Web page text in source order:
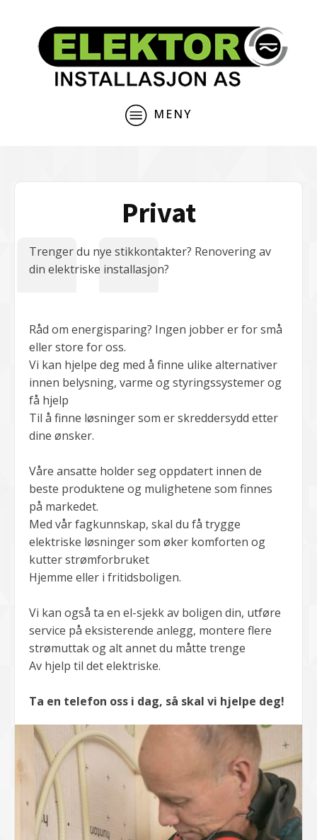
MENY
Privat
Trenger du nye stikkontakter? Renovering av
din elektriske installasjon?
Råd om energisparing? Ingen jobber er for små
eller store for oss.
Vi kan hjelpe deg med å finne ulike alternativer
innen belysning, varme og styringssystemer og
få hjelp
Til å finne løsninger som er skreddersydd etter
dine ønsker.
Våre ansatte holder seg oppdatert innen de
beste produktene og mulighetene som finnes
på markedet.
Med vår fagkunnskap, skal du få trygge
elektriske løsninger som øker komforten og
kutter strømforbruket
Hjemme eller i fritidsboligen.
Vi kan også ta en el-sjekk av boligen din, utføre
service på eksisterende anlegg, montere flere
strømuttak og alt annet du måtte trenge
Av hjelp til det elektriske.
Ta en telefon oss i dag, så skal vi hjelpe deg!